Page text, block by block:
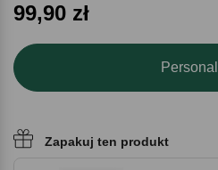
99,90 zł
Zapakuj ten produkt